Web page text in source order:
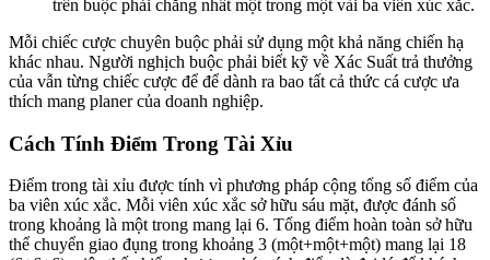
trên buộc phải chăng nhất một trong một vài ba viên xúc xắc.
Mỗi chiếc cược chuyên buộc phải sử dụng một khả năng chiến hạ
khác nhau. Người nghịch buộc phải biết kỹ về Xác Suất trả thưởng
của vẫn từng chiếc cược để để dành ra bao tất cả thức cá cược ưa
thích mang planer của doanh nghiệp.
Cách Tính Điểm Trong Tài Xỉu
Điểm trong tài xỉu được tính vì phương pháp cộng tổng số điểm của
ba viên xúc xắc. Mỗi viên xúc xắc sở hữu sáu mặt, được đánh số
trong khoảng là một trong mang lại 6. Tổng điểm hoàn toàn sở hữu
thể chuyển giao đụng trong khoảng 3 (một+một+một) mang lại 18